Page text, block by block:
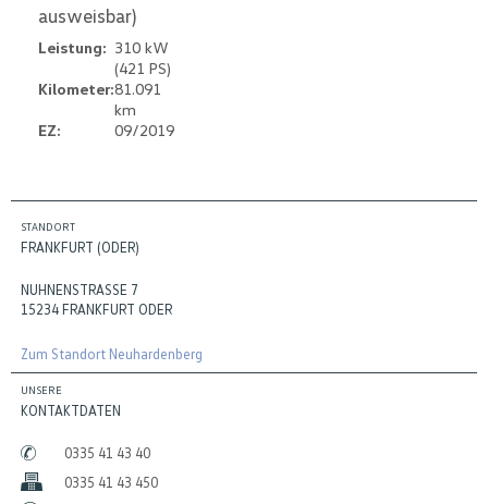
ausweisbar)
Leistung: 310 kW
(421 PS)
Kilometer:81.091
km
EZ:
09/2019
STANDORT
FRANKFURT (ODER)
NUHNENSTRASSE 7
15234 FRANKFURT ODER
Zum Standort Neuhardenberg
UNSERE
KONTAKTDATEN
0335 41 43 40
0335 41 43 450